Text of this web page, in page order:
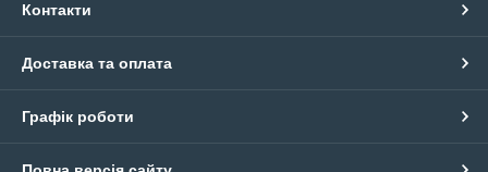
Контакти
Доставка та оплата
Графік роботи